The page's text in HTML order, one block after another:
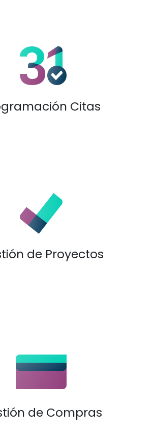
Citas
de Proyectos
de Compras